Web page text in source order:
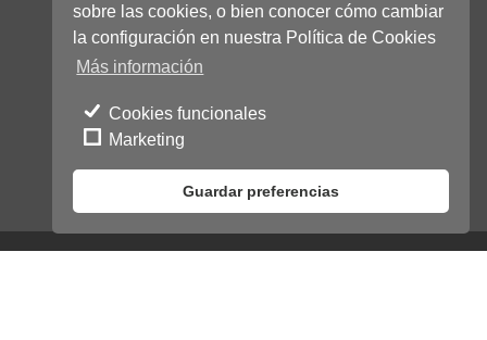
sobre las cookies, o bien conocer cómo cambiar
la configuración en nuestra Política de Cookies
Más información
Cookies funcionales
Marketing
Guardar preferencias